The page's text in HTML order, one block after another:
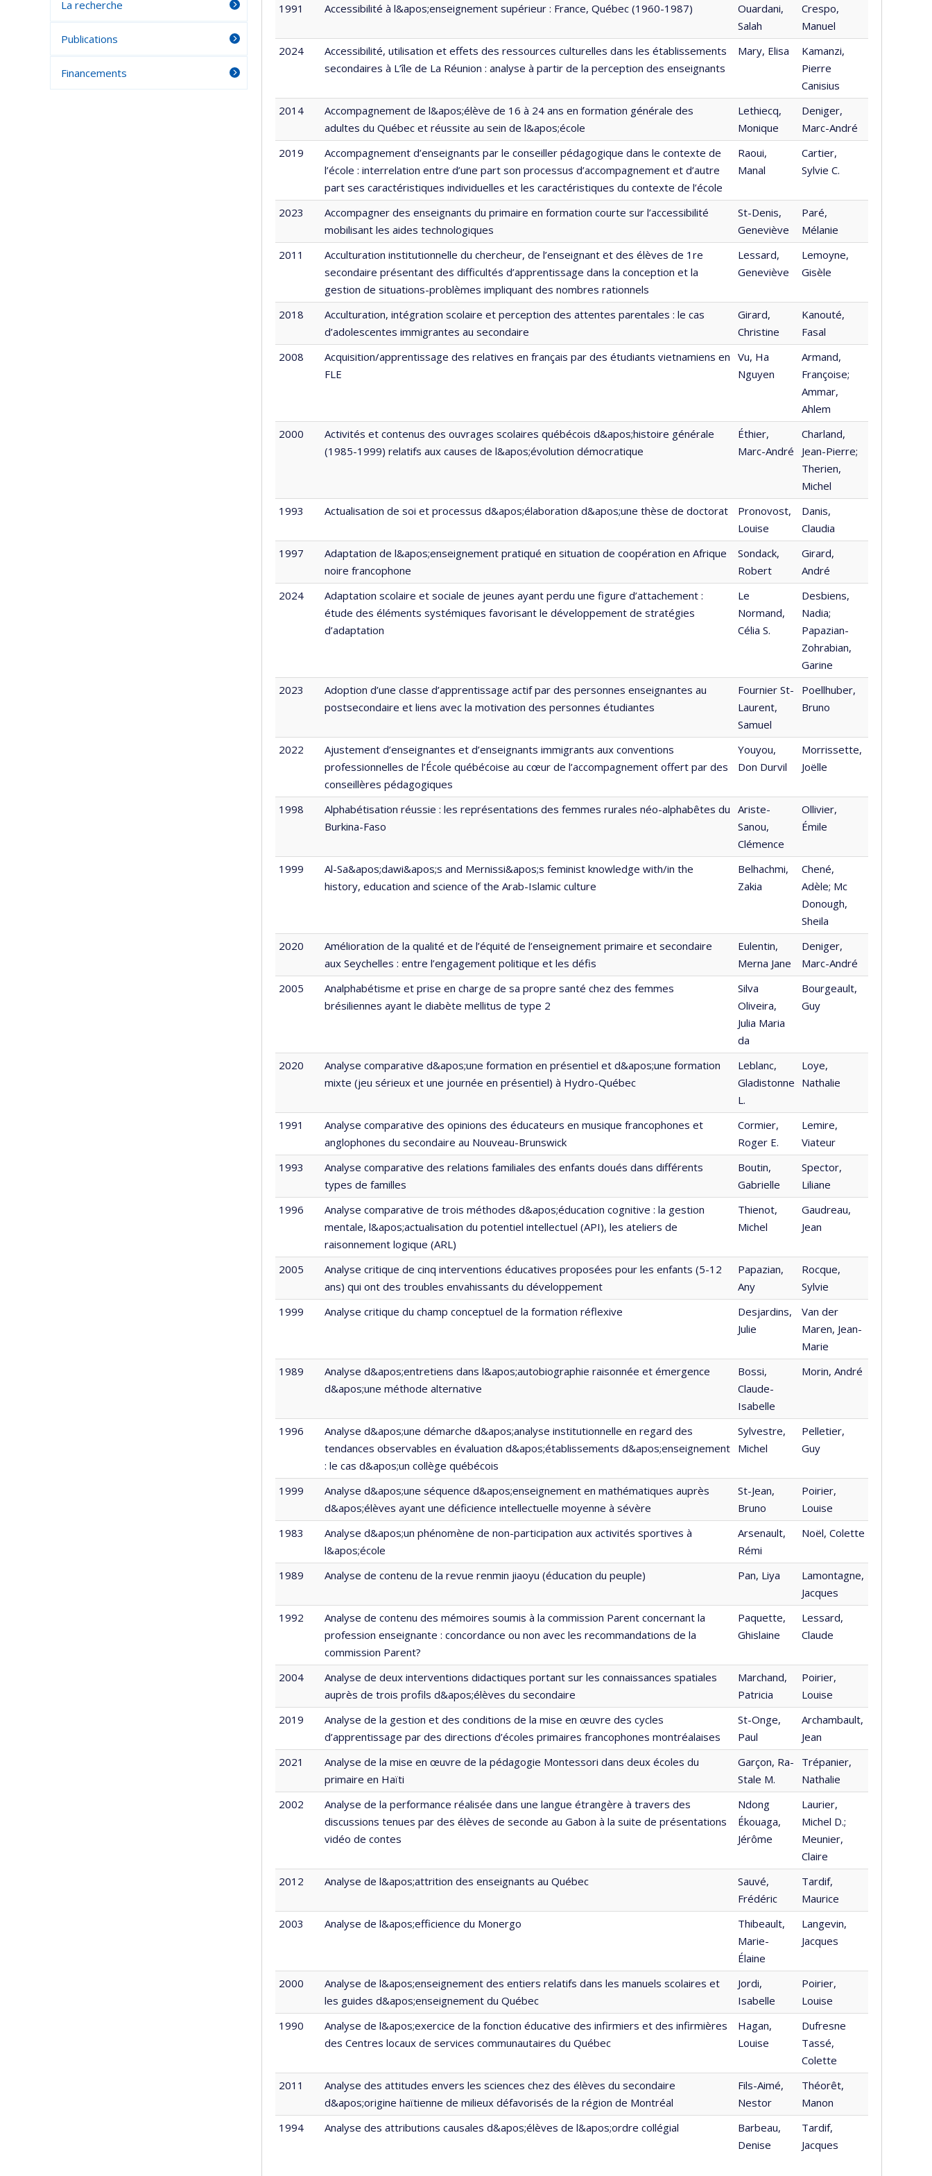
1991
Accessibilité à l&apos;enseignement supérieur : France, Québec (1960-1987)
Ouardani,
Salah
Crespo,
Manuel
2024
Accessibilité, utilisation et effets des ressources culturelles dans les établissements
secondaires à L’île de La Réunion : analyse à partir de la perception des enseignants
Mary, Elisa
Kamanzi,
Pierre
Canisius
2014
Accompagnement de l&apos;élève de 16 à 24 ans en formation générale des
adultes du Québec et réussite au sein de l&apos;école
Lethiecq,
Monique
Deniger,
Marc-André
2019
Accompagnement d’enseignants par le conseiller pédagogique dans le contexte de
l’école : interrelation entre d’une part son processus d’accompagnement et d’autre
part ses caractéristiques individuelles et les caractéristiques du contexte de l’école
Raoui,
Manal
Cartier,
Sylvie C.
2023
Accompagner des enseignants du primaire en formation courte sur l’accessibilité
mobilisant les aides technologiques
St-Denis,
Geneviève
Paré,
Mélanie
2011
Acculturation institutionnelle du chercheur, de l’enseignant et des élèves de 1re
secondaire présentant des difficultés d’apprentissage dans la conception et la
gestion de situations-problèmes impliquant des nombres rationnels
Lessard,
Geneviève
Lemoyne,
Gisèle
2018
Acculturation, intégration scolaire et perception des attentes parentales : le cas
d’adolescentes immigrantes au secondaire
Girard,
Christine
Kanouté,
Fasal
2008
Acquisition/apprentissage des relatives en français par des étudiants vietnamiens en
FLE
Vu, Ha
Nguyen
Armand,
Françoise;
Ammar,
Ahlem
2000
Activités et contenus des ouvrages scolaires québécois d&apos;histoire générale
(1985-1999) relatifs aux causes de l&apos;évolution démocratique
Éthier,
Marc-André
Charland,
Jean-Pierre;
Therien,
Michel
1993
Actualisation de soi et processus d&apos;élaboration d&apos;une thèse de doctorat
Pronovost,
Louise
Danis,
Claudia
1997
Adaptation de l&apos;enseignement pratiqué en situation de coopération en Afrique
noire francophone
Sondack,
Robert
Girard,
André
2024
Adaptation scolaire et sociale de jeunes ayant perdu une figure d’attachement :
étude des éléments systémiques favorisant le développement de stratégies
d’adaptation
Le
Normand,
Célia S.
Desbiens,
Nadia;
Papazian-
Zohrabian,
Garine
2023
Adoption d’une classe d’apprentissage actif par des personnes enseignantes au
postsecondaire et liens avec la motivation des personnes étudiantes
Fournier St-
Laurent,
Samuel
Poellhuber,
Bruno
2022
Ajustement d’enseignantes et d’enseignants immigrants aux conventions
professionnelles de l’École québécoise au cœur de l’accompagnement offert par des
conseillères pédagogiques
Youyou,
Don Durvil
Morrissette,
Joëlle
1998
Alphabétisation réussie : les représentations des femmes rurales néo-alphabêtes du
Burkina-Faso
Ariste-
Sanou,
Clémence
Ollivier,
Émile
1999
Al-Sa&apos;dawi&apos;s and Mernissi&apos;s feminist knowledge with/in the
history, education and science of the Arab-Islamic culture
Belhachmi,
Zakia
Chené,
Adèle; Mc
Donough,
Sheila
2020
Amélioration de la qualité et de l’équité de l’enseignement primaire et secondaire
aux Seychelles : entre l’engagement politique et les défis
Eulentin,
Merna Jane
Deniger,
Marc-André
2005
Analphabétisme et prise en charge de sa propre santé chez des femmes
brésiliennes ayant le diabète mellitus de type 2
Silva
Oliveira,
Julia Maria
da
Bourgeault,
Guy
2020
Analyse comparative d&apos;une formation en présentiel et d&apos;une formation
mixte (jeu sérieux et une journée en présentiel) à Hydro-Québec
Leblanc,
Gladistonne
L.
Loye,
Nathalie
1991
Analyse comparative des opinions des éducateurs en musique francophones et
anglophones du secondaire au Nouveau-Brunswick
Cormier,
Roger E.
Lemire,
Viateur
1993
Analyse comparative des relations familiales des enfants doués dans différents
types de familles
Boutin,
Gabrielle
Spector,
Liliane
1996
Analyse comparative de trois méthodes d&apos;éducation cognitive : la gestion
mentale, l&apos;actualisation du potentiel intellectuel (API), les ateliers de
raisonnement logique (ARL)
Thienot,
Michel
Gaudreau,
Jean
2005
Analyse critique de cinq interventions éducatives proposées pour les enfants (5-12
ans) qui ont des troubles envahissants du développement
Papazian,
Any
Rocque,
Sylvie
1999
Analyse critique du champ conceptuel de la formation réflexive
Desjardins,
Julie
Van der
Maren, Jean-
Marie
1989
Analyse d&apos;entretiens dans l&apos;autobiographie raisonnée et émergence
d&apos;une méthode alternative
Bossi,
Claude-
Isabelle
Morin, André
1996
Analyse d&apos;une démarche d&apos;analyse institutionnelle en regard des
tendances observables en évaluation d&apos;établissements d&apos;enseignement
: le cas d&apos;un collège québécois
Sylvestre,
Michel
Pelletier,
Guy
1999
Analyse d&apos;une séquence d&apos;enseignement en mathématiques auprès
d&apos;élèves ayant une déficience intellectuelle moyenne à sévère
St-Jean,
Bruno
Poirier,
Louise
1983
Analyse d&apos;un phénomène de non-participation aux activités sportives à
l&apos;école
Arsenault,
Rémi
Noël, Colette
1989 Analyse de contenu de la revue renmin jiaoyu (éducation du peuple) Pan, Liya
Lamontagne,
Jacques
1992
Analyse de contenu des mémoires soumis à la commission Parent concernant la
profession enseignante : concordance ou non avec les recommandations de la
commission Parent?
Paquette,
Ghislaine
Lessard,
Claude
2004
Analyse de deux interventions didactiques portant sur les connaissances spatiales
auprès de trois profils d&apos;élèves du secondaire
Marchand,
Patricia
Poirier,
Louise
2019
Analyse de la gestion et des conditions de la mise en œuvre des cycles
d’apprentissage par des directions d’écoles primaires francophones montréalaises
St-Onge,
Paul
Archambault,
Jean
2021
Analyse de la mise en œuvre de la pédagogie Montessori dans deux écoles du
primaire en Haïti
Garçon, Ra-
Stale M.
Trépanier,
Nathalie
2002
Analyse de la performance réalisée dans une langue étrangère à travers des
discussions tenues par des élèves de seconde au Gabon à la suite de présentations
vidéo de contes
Ndong
Ékouaga,
Jérôme
Laurier,
Michel D.;
Meunier,
Claire
2012
Analyse de l&apos;attrition des enseignants au Québec
Sauvé,
Frédéric
Tardif,
Maurice
2003
Analyse de l&apos;efficience du Monergo
Thibeault,
Marie-
Élaine
Langevin,
Jacques
2000
Analyse de l&apos;enseignement des entiers relatifs dans les manuels scolaires et
les guides d&apos;enseignement du Québec
Jordi,
Isabelle
Poirier,
Louise
1990
Analyse de l&apos;exercice de la fonction éducative des infirmiers et des infirmières
des Centres locaux de services communautaires du Québec
Hagan,
Louise
Dufresne
Tassé,
Colette
2011
Analyse des attitudes envers les sciences chez des élèves du secondaire
d&apos;origine haïtienne de milieux défavorisés de la région de Montréal
Fils-Aimé,
Nestor
Théorêt,
Manon
1994
Analyse des attributions causales d&apos;élèves de l&apos;ordre collégial
Barbeau,
Denise
Tardif,
Jacques
La recherche
Publications
Financements